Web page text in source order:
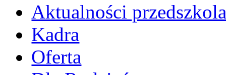
Aktualności
Kadra
Oferta